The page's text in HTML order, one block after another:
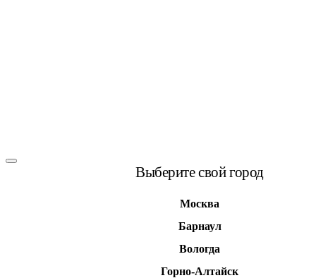
Выберите свой город
Москва
Барнаул
Вологда
Горно-Алтайск